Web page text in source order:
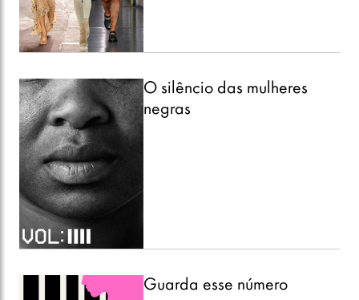
O silêncio das mulheres
negras
Guarda esse número